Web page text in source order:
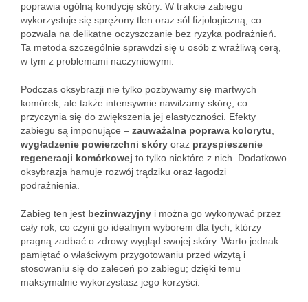
poprawia ogólną kondycję skóry. W trakcie zabiegu
wykorzystuje się sprężony tlen oraz sól fizjologiczną, co
pozwala na delikatne oczyszczanie bez ryzyka podrażnień.
Ta metoda szczególnie sprawdzi się u osób z wrażliwą cerą,
w tym z problemami naczyniowymi.
Podczas oksybrazji nie tylko pozbywamy się martwych
komórek, ale także intensywnie nawilżamy skórę, co
przyczynia się do zwiększenia jej elastyczności. Efekty
zabiegu są imponujące – zauważalna poprawa kolorytu
wygładzenie powierzchni skóry oraz przyspieszenie
regeneracji komórkowej to tylko niektóre z nich. Dodatkowo
oksybrazja hamuje rozwój trądziku oraz łagodzi
podrażnienia.
Zabieg ten jest bezinwazyjny i można go wykonywać przez
cały rok, co czyni go idealnym wyborem dla tych, którzy
pragną zadbać o zdrowy wygląd swojej skóry. Warto jednak
pamiętać o właściwym przygotowaniu przed wizytą i
stosowaniu się do zaleceń po zabiegu; dzięki temu
maksymalnie wykorzystasz jego korzyści.